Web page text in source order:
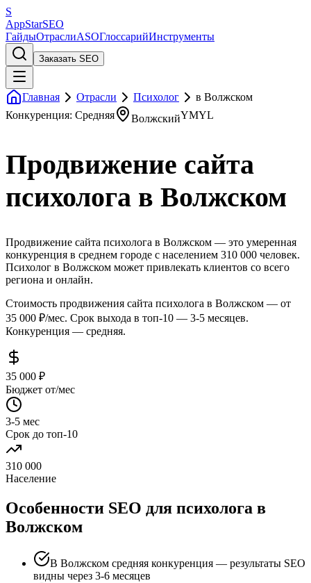
S
AppStarSEO
ГайдыОтраслиASOГлоссарийИнструменты
Заказать SEO
Главная Отрасли Психолог
в Волжском
Конкуренция: Средняя
ВолжскийYMYL
Продвижение сайта
психолога в Волжском
Продвижение сайта психолога в Волжском — это умеренная
конкуренция в среднем городе с населением 310 000 человек.
Психолог в Волжском может привлекать клиентов со всего
региона и онлайн.
Стоимость продвижения сайта психолога в Волжском — от
35 000 ₽/мес. Срок выхода в топ-10 — 3-5 месяцев.
Конкуренция — средняя.
35 000 ₽
Бюджет от/мес
3-5 мес
Срок до топ-10
310 000
Население
Особенности SEO для психолога в
Волжском
В Волжском средняя конкуренция — результаты SEO
видны через 3-6 месяцев